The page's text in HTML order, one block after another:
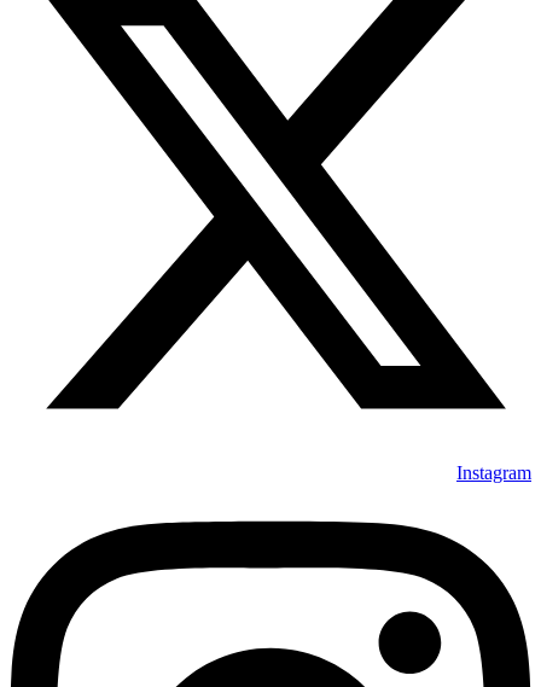
Instagram